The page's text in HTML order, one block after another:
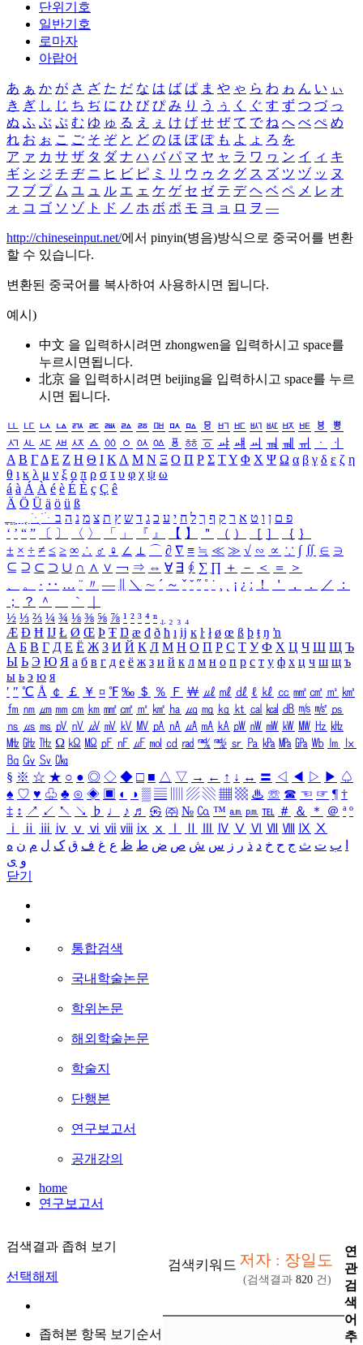
단위기호
일반기호
로마자
아랍어
あ ぁ か が さ ざ た だ な は ば ぱ ま や ゃ ら わ ゎ ん い ぃ
き ぎ し じ ち ぢ に ひ び ぴ み り う ぅ く ぐ す ず つ づ っ
ぬ ふ ぶ ぷ む ゆ ゅ る え ぇ け げ せ ぜ て で ね へ べ ぺ め
れ お ぉ こ ご そ ぞ と ど の ほ ぼ ぽ も よ ょ ろ を
ア ァ カ サ ザ タ ダ ナ ハ バ パ マ ヤ ャ ラ ワ ヮ ン イ ィ キ
ギ シ ジ チ ヂ ニ ヒ ビ ピ ミ リ ウ ゥ ク グ ス ズ ツ ヅ ッ ヌ
フ ブ プ ム ユ ュ ル エ ェ ケ ゲ セ ゼ テ デ ヘ ベ ペ メ レ オ
ォ コ ゴ ソ ゾ ト ド ノ ホ ボ ポ モ ヨ ョ ロ ヲ ―
http://chineseinput.net/에서 pinyin(병음)방식으로 중국어를 변환
할 수 있습니다.
변환된 중국어를 복사하여 사용하시면 됩니다.
예시)
中文 을 입력하시려면 zhongwen을 입력하시고 space를
누르시면됩니다.
北京 을 입력하시려면 beijing을 입력하시고 space를 누르
시면 됩니다.
ㅥ ㅦ ㅧ ㅨ ㅩ ㅪ ㅫ ㅬ ㅭ ㅮ ㅯ ㅰ ㅱ ㅲ ㅳ ㅴ ㅵ ㅶ ㅷ ㅸ
ㅹ
ㅺ ㅻ ㅼ ㅽ ㅾ ㅿ ㆀ ㆁ ㆂ ㆃ ㆄ ㆅ ㆆ ㆇ ㆈ ㆉ ㆊ ㆋ ㆌ ㆍ
ㆎ
Α Β ΓΔ Ε Ζ Η Θ Ι ΚΛ Μ Ν Ξ Ο Π Ρ Σ ΤΥ Φ Χ Ψ Ω α β γ δ ε ζ η
θ ι κ λ μ ν ξ ο π ρ σ τ υ φ χ ψ ω
á à Á À é è É È ç Ç ê
Ä Ö Ü ä ö ü ß
ִֶֹ ֻּ ׁׂ פ ם ן ו ט א ר ק ף ך ל ח י ע כ ג ד ש ץ ת צ מ נ ה ב
‘ ’ “ ” 〔 〕 〈 〉 「 」 『 』 【 】 ＂ （ ） ［ ］ ｛ ｝
± × ÷ ≠ ≤ ≥ ∞ ∴ ♂ ♀ ∠ ⊥ ⌒ ∂ ∇ ≡ ≒ ≪ ≫ √ ∽ ∝ ∵ ∫ ∬ ∈ ∋
⊆ ⊇ ⊂ ⊃ ∪ ∩ ∧ ∨ ￢ ⇒ ⇔ ∀ ∃ ∮ ∑ ∏ ＋ － ＜ ＝
＞
、
。 · ‥ … ¨ 〃 ― ＼ ∼ ´ ～ ˇ ˘ ˝ ˚ ˙ ¸ ¡ ¿ ː ！ ＇ ， ． ／
：
；
？ ＾ ｀
½ ⅓ ⅔ ¼ ¾ ⅛ ⅜ ⅝ ⅞ ¹ ² ³ ⁴ ⁿ ₁ ₂ ₃ ₄
Æ Ð Ħ Ĳ Ł Ø Œ Þ Ŧ Ŋ æ đ ð ħ ı ĳ ĸ ŀ ł ø œ ß þ ŧ ŋ ŉ
А Б В Г Д Е Ё Ж З И Й К Л М Н О П Р С Т У Ф Х Ц Ч Ш Щ Ъ
Ы Ь Э Ю Я а б в г д е ё ж з и й к л м н о п р с т у ф х ц ч ш щ ъ
ы ь э ю я
′ ″ ℃ Å ￠ ￡ ￥ ¤ ℉ ‰ ＄ ％ Ｆ ￦ ㎕ ㎖ ㎗ ℓ ㎘ ㏄ ㎣ ㎤ ㎥ ㎦
㎙ ㎚ ㎛ ㎜ ㎝ ㎞ ㎟ ㎠ ㎡ ㎢ ㏊ ㎍ ㎎ ㎏ ㏏ ㎈ ㎉ ㏈ ㎧ ㎨ ㎰
㎱ ㎲ ㎳ ㎴ ㎵ ㎶ ㎷ ㎸ ㎹ ㎀ ㎁ ㎂ ㎃ ㎄ ㎺ ㎻ ㎽ ㎾ ㎿ ㎐ ㎑
㎒ ㎓ ㎔ Ω ㏀ ㏁ ㎊ ㎋ ㎌ ㏖ ㏅ ㎭ ㎮ ㎯ ㏛ ㎩ ㎪ ㎫ ㎬ ㏝ ㏐
㏓
㏃ ㏉ ㏜ ㏆
§ ※ ☆ ★ ○ ● ◎ ◇ ◆ □ ■ △ ▽ → ← ↑ ↓ ↔ 〓 ◁ ◀ ▷ ▶ ♤
♠ ♡ ♥ ♧ ♣ ⊙ ◈ ▣ ◐ ◑ ▒ ▤ ▨ ▧ ▦ ▩ ♨ ☏ ☎ ☜ ☞ ¶ †
‡ ↕ ↗ ↙ ↖ ↘ ♭ ♩ ♪ ♬ ㉿ ㈜ № ㏇ ™ ㏂ ㏘ ℡ ＃ ＆ ＊ ＠ ª º
ⅰ
ⅱ ⅲ ⅳ ⅴ ⅵ ⅶ ⅷ ⅸ ⅹ Ⅳ Ⅴ Ⅵ Ⅶ Ⅷ Ⅸ Ⅹ
ب ت ث ج ح خ د ذ ر ز س ش ص ض ط ظ ع غ ف ق ک ل م ن ه
و ی
닫기
통합검색
국내학술논문
학위논문
해외학술논문
학술지
단행본
연구보고서
공개강의
home
연구보고서
검색결과 좁혀 보기
선택해제
좁혀본 항목 보기순서
검색키워드 저자 : 장일도
(검색결과 820 건)
연
관
검
색
어
추